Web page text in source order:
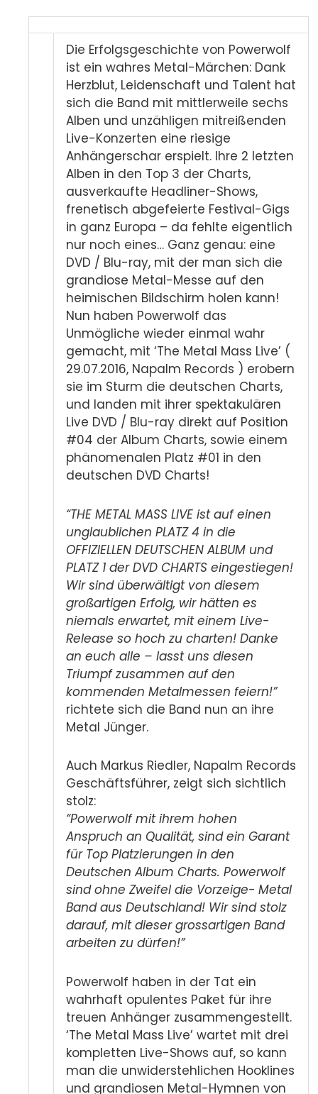
Die Erfolgsgeschichte von Powerwolf
ist ein wahres Metal-Märchen: Dank
Herzblut, Leidenschaft und Talent hat
sich die Band mit mittlerweile sechs
Alben und unzähligen mitreißenden
Live-Konzerten eine riesige
Anhängerschar erspielt. Ihre 2 letzten
Alben in den Top 3 der Charts,
ausverkaufte Headliner-Shows,
frenetisch abgefeierte Festival-Gigs
in ganz Europa – da fehlte eigentlich
nur noch eines… Ganz genau: eine
DVD / Blu-ray, mit der man sich die
grandiose Metal-Messe auf den
heimischen Bildschirm holen kann!
Nun haben Powerwolf das
Unmögliche wieder einmal wahr
gemacht, mit ‘The Metal Mass Live’ (
29.07.2016, Napalm Records ) erobern
sie im Sturm die deutschen Charts,
und landen mit ihrer spektakulären
Live DVD / Blu-ray direkt auf Position
#04 der Album Charts, sowie einem
phänomenalen Platz #01 in den
deutschen DVD Charts!
“THE METAL MASS LIVE ist auf einen
unglaublichen PLATZ 4 in die
OFFIZIELLEN DEUTSCHEN ALBUM und
PLATZ 1 der DVD CHARTS eingestiegen!
Wir sind überwältigt von diesem
großartigen Erfolg, wir hätten es
niemals erwartet, mit einem Live-
Release so hoch zu charten! Danke
an euch alle – lasst uns diesen
Triumpf zusammen auf den
kommenden Metalmessen feiern!”
richtete sich die Band nun an ihre
Metal Jünger.
Auch Markus Riedler, Napalm Records
Geschäftsführer, zeigt sich sichtlich
stolz:
“Powerwolf mit ihrem hohen
Anspruch an Qualität, sind ein Garant
für Top Platzierungen in den
Deutschen Album Charts. Powerwolf
sind ohne Zweifel die Vorzeige- Metal
Band aus Deutschland! Wir sind stolz
darauf, mit dieser grossartigen Band
arbeiten zu dürfen!”
Powerwolf haben in der Tat ein
wahrhaft opulentes Paket für ihre
treuen Anhänger zusammengestellt.
‘The Metal Mass Live’ wartet mit drei
kompletten Live-Shows auf, so kann
man die unwiderstehlichen Hooklines
und grandiosen Metal-Hymnen von